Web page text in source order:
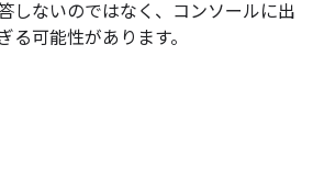
しないのではなく、コンソールに出
る可能性があります。